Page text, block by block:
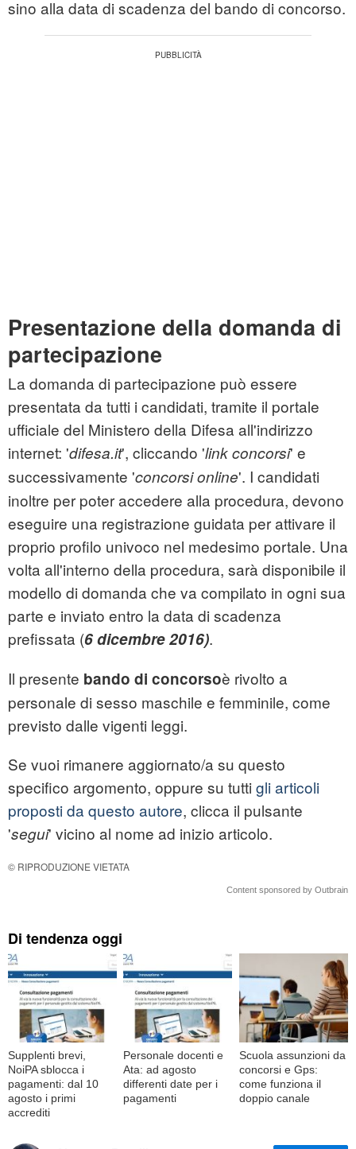
sino alla data di scadenza del bando di concorso.
Presentazione della domanda di
partecipazione
La domanda di partecipazione può essere
presentata da tutti i candidati, tramite il portale
ufficiale del Ministero della Difesa all'indirizzo
internet: 'difesa.it', cliccando 'link concorsi' e
successivamente 'concorsi online'. I candidati
inoltre per poter accedere alla procedura, devono
eseguire una registrazione guidata per attivare il
proprio profilo univoco nel medesimo portale. Una
volta all'interno della procedura, sarà disponibile il
modello di domanda che va compilato in ogni sua
parte e inviato entro la data di scadenza
prefissata (6 dicembre 2016).
Il presente bando di concorsoè rivolto a
personale di sesso maschile e femminile, come
previsto dalle vigenti leggi.
Se vuoi rimanere aggiornato/a su questo
specifico argomento, oppure su tutti gli articoli
proposti da questo autore, clicca il pulsante
'segui' vicino al nome ad inizio articolo.
© RIPRODUZIONE VIETATA
Content sponsored by Outbrain
Di tendenza oggi
Supplenti brevi,
NoiPA sblocca i
pagamenti: dal 10
agosto i primi
accrediti
Personale docenti e
Ata: ad agosto
differenti date per i
pagamenti
Scuola assunzioni da
concorsi e Gps:
come funziona il
doppio canale